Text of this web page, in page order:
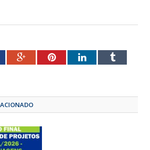
Google+Pinterest
LinkedIn